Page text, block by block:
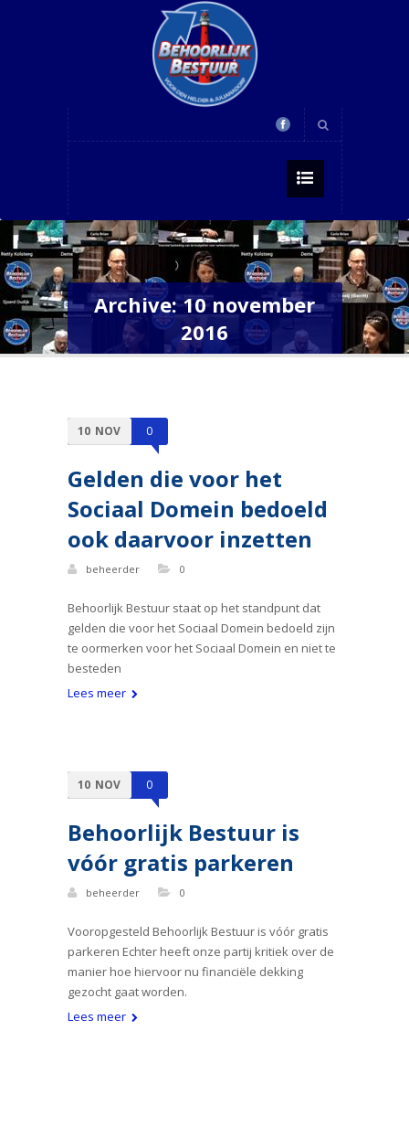
Archive: 10 november
2016
10 NOV 0
Gelden die voor het
Sociaal Domein bedoeld
ook daarvoor inzetten
beheerder 0
Behoorlijk Bestuur staat op het standpunt dat
gelden die voor het Sociaal Domein bedoeld zijn
te oormerken voor het Sociaal Domein en niet te
besteden
Lees meer
10 NOV 0
Behoorlijk Bestuur is
vóór gratis parkeren
beheerder 0
Vooropgesteld Behoorlijk Bestuur is vóór gratis
parkeren Echter heeft onze partij kritiek over de
manier hoe hiervoor nu financiële dekking
gezocht gaat worden.
Lees meer